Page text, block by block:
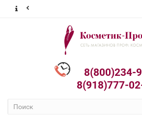
8(800)234-
8(918)777-